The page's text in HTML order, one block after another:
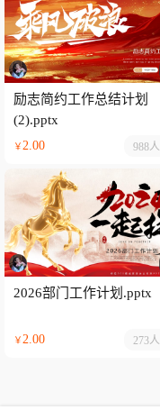
励志简约工作总结计划
(2).pptx
￥2.00 988人
2026部门工作计划.pptx
￥2.00 273人